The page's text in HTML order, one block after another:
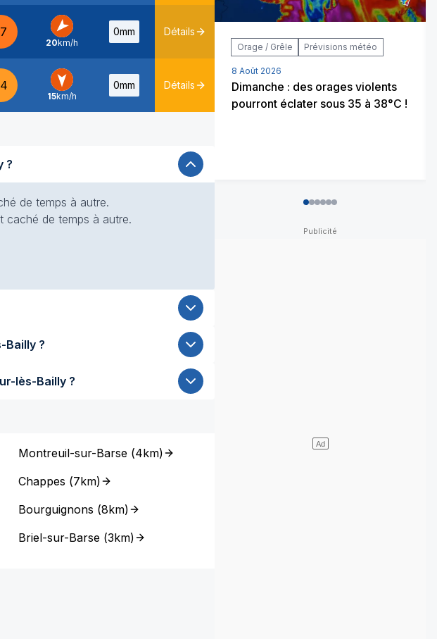
NE -
20km/h
0mm Détails
N -
15km/h
0mm Détails
?
de temps à autre.
caché de temps à autre.
lès-Bailly ?
à Chauffour-lès-Bailly ?
Montreuil-sur-Barse(4km)
Chappes (7km)
Bourguignons (8km)
Briel-sur-Barse(3km)
Orage / Grêle Prévisions météo
8 Août 2026
Dimanche : des orages violents
pourront éclater sous 35 à 38°C !